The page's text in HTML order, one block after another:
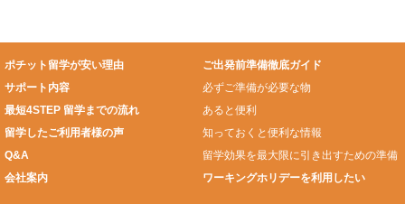
ポチット留学が安い理由
サポート内容
最短4STEP 留学までの流れ
留学したご利用者様の声
Q&A
会社案内
ご出発前準備徹底ガイド
必ずご準備が必要な物
あると便利
知っておくと便利な情報
留学効果を最大限に引き出すための準備
ワーキングホリデーを利用したい